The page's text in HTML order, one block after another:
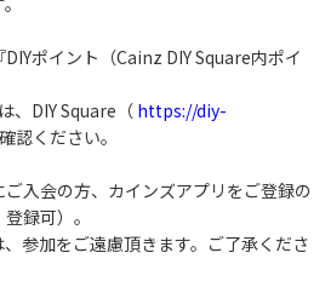
ポイント（Cainz DIY Square内ポイ
、DIY Square（ https://diy-
認ください。
入会の方、カインズアプリをご登録の
録可）。
参加をご遠慮頂きます。ご了承くださ